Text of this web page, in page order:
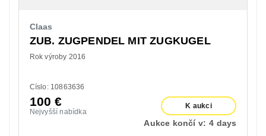
Claas
ZUB. ZUGPENDEL MIT ZUGKUGEL
Rok výroby 2016
Císlo: 10863636
100€
Nejvyšší nabídka
K aukci
Aukce končí v: 4 days